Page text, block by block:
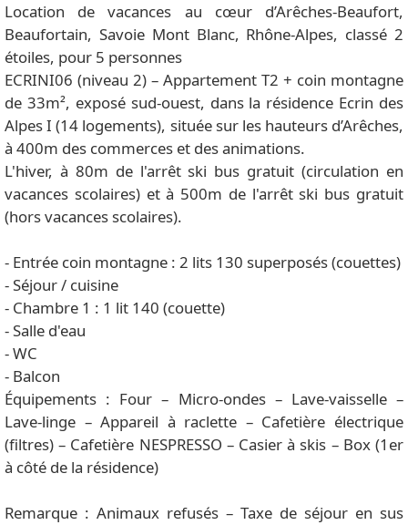
Location de vacances au cœur d’Arêches-Beaufort,
Beaufortain, Savoie Mont Blanc, Rhône-Alpes, classé 2
étoiles, pour 5 personnes
ECRINI06 (niveau 2) – Appartement T2 + coin montagne
de 33m², exposé sud-ouest, dans la résidence Ecrin des
Alpes I (14 logements), située sur les hauteurs d’Arêches,
à 400m des commerces et des animations.
L'hiver, à 80m de l'arrêt ski bus gratuit (circulation en
vacances scolaires) et à 500m de l'arrêt ski bus gratuit
(hors vacances scolaires).
- Entrée coin montagne : 2 lits 130 superposés (couettes)
- Séjour / cuisine
- Chambre 1 : 1 lit 140 (couette)
- Salle d'eau
- WC
- Balcon
Équipements : Four – Micro-ondes – Lave-vaisselle –
Lave-linge – Appareil à raclette – Cafetière électrique
(filtres) – Cafetière NESPRESSO – Casier à skis – Box (1er
à côté de la résidence)
Remarque : Animaux refusés – Taxe de séjour en sus